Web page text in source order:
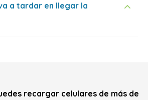
a tardar en llegar la
recargar celulares de más de